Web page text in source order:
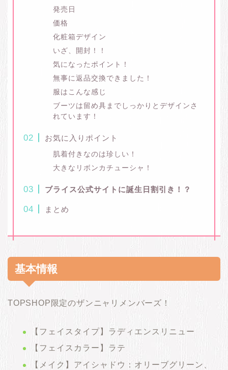
発売日
価格
化粧箱デザイン
いざ、開封！！
気になったポイント！
無事に返品交換できました！
服はこんな感じ
ブーツは留め具までしっかりとデザインさ
れています！
お気に入りポイント
肌着付きなのは珍しい！
大きなリボンカチューシャ！
ブライス公式サイトに誕生日割引き！？
まとめ
基本情報
TOPSHOP限定のザンニャリメンバーズ！
【フェイスタイプ】ラディエンスリニュー
【フェイスカラー】ラテ
【メイク】アイシャドウ：オリーブグリーン、